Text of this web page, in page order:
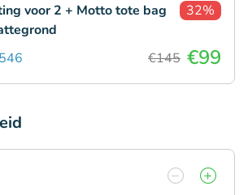
voor 2 + Motto tote bag
32%
€145 €99